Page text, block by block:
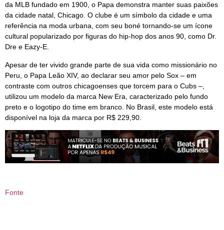
da MLB fundado em 1900, o Papa demonstra manter suas paixões
da cidade natal, Chicago. O clube é um símbolo da cidade e uma
referência na moda urbana, com seu boné tornando-se um ícone
cultural popularizado por figuras do hip-hop dos anos 90, como Dr.
Dre e Eazy-E.
Apesar de ter vivido grande parte de sua vida como missionário no
Peru, o Papa Leão XIV, ao declarar seu amor pelo Sox – em
contraste com outros chicagoenses que torcem para o Cubs –,
utilizou um modelo da marca New Era, caracterizado pelo fundo
preto e o logotipo do time em branco. No Brasil, este modelo está
disponível na loja da marca por R$ 229,90.
Fonte